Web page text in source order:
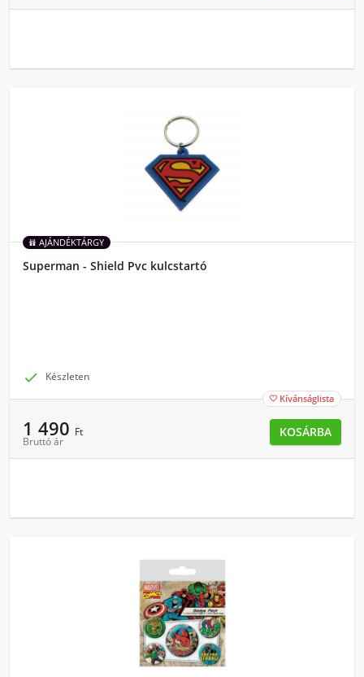
AJÁNDÉKTÁRGY
Superman - Shield Pvc kulcstartó
 Készleten
 Kívánságlista
1 490 Ft
Bruttó ár
KOSÁRBA